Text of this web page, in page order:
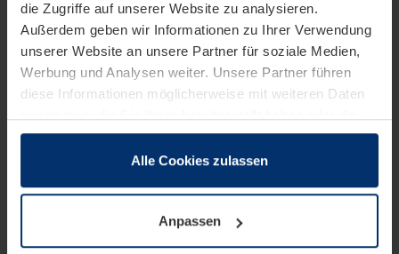
die Zugriffe auf unserer Website zu analysieren.
Außerdem geben wir Informationen zu Ihrer Verwendung
unserer Website an unsere Partner für soziale Medien,
Werbung und Analysen weiter. Unsere Partner führen
diese Informationen möglicherweise mit weiteren Daten
sie im Rahmen Ihrer Nutzung der Dienste gesammelt
wenn diese für den Betrieb dieser Seite unbedingt
notwendig sind. Für alle anderen Cookie-Typen benötigen
wir Ihre Erlaubnis. Ihre Einwilligung können Sie jederzeit
Alle Cookies zulassen
Anpassen